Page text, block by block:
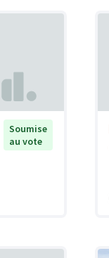
Soumise
au vote